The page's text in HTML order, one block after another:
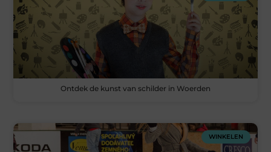
Ontdek de kunst van schilder in Woerden
WINKELEN